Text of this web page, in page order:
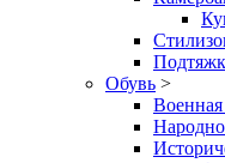
Обувь >
Военная